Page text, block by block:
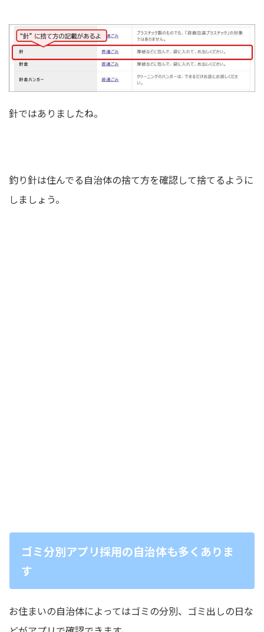
針ではありましたね。
釣り針は住んでる自治体の捨て方を確認して捨てるように
しましょう。
ゴミ分別アプリ採用の自治体も多くありま
す
お住まいの自治体によってはゴミの分別、ゴミ出しの日な